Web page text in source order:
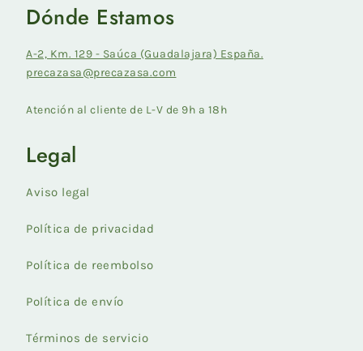
Dónde Estamos
A-2, Km. 129 - Saúca (Guadalajara) España.
precazasa@precazasa.com
Atención al cliente de L-V de 9h a 18h
Legal
Aviso legal
Política de privacidad
Política de reembolso
Política de envío
Términos de servicio